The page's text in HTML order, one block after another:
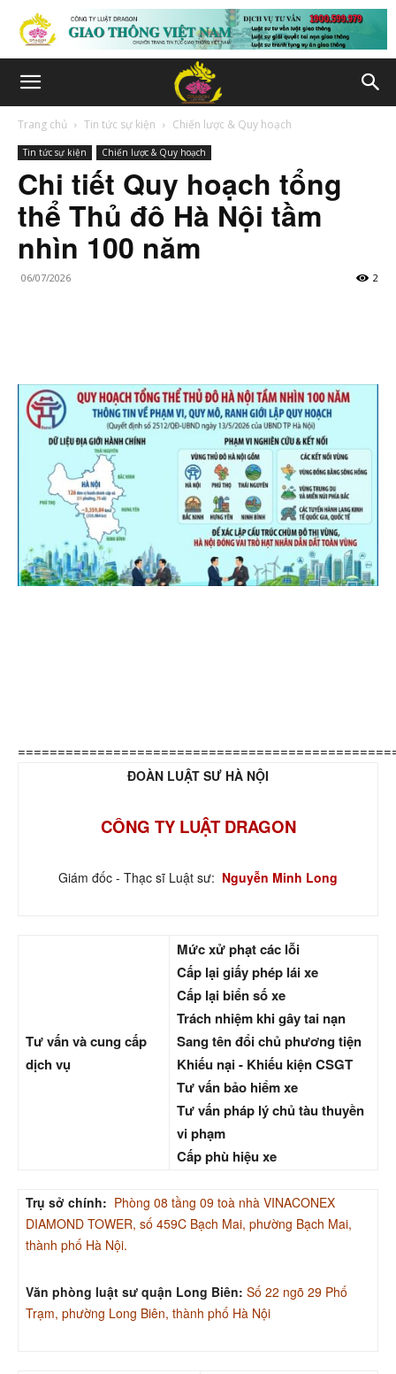
Trang chủ Tin tức sự kiện Chiến lược & Quy hoạch
Tin tức sự kiện Chiến lược & Quy hoạch
Chi tiết Quy hoạch tổng
thể Thủ đô Hà Nội tầm
nhìn 100 năm
06/07/2026 2
ĐOÀN LUẬT SƯ HÀ NỘI
CÔNG TY LUẬT DRAGON
Giám đốc - Thạc sĩ Luật sư: Nguyễn Minh Long
Tư vấn và cung cấp
dịch vụ
Mức xử phạt các lỗi
Cấp lại giấy phép lái xe
Cấp lại biển số xe
Trách nhiệm khi gây tai nạn
Sang tên đổi chủ phương tiện
Khiếu nại - Khiếu kiện CSGT
Tư vấn bảo hiểm xe
Tư vấn pháp lý chủ tàu thuyền
vi phạm
Cấp phù hiệu xe
Trụ sở chính: Phòng 08 tầng 09 toà nhà VINACONEX
DIAMOND TOWER, số 459C Bạch Mai, phường Bạch Mai,
thành phố Hà Nội.
Văn phòng luật sư quận Long Biên: Số 22 ngõ 29 Phố
Trạm, phường Long Biên, thành phố Hà Nội